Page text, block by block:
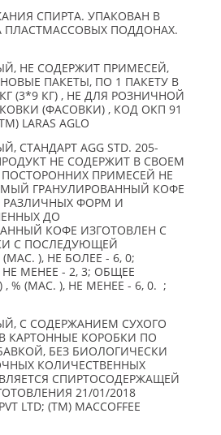
СПИРТА. УПАКОВАН В
ПОДДОНАХ.
НЕ СОДЕРЖИТ ПРИМЕСЕЙ,
ПАКЕТЫ, ПО 1 ПАКЕТУ В
(3*9 КГ) , НЕ ДЛЯ РОЗНИЧНОЙ
(ФАСОВКИ) , КОД ОКП 91
LARAS AGLO
AGG STD. 205-
НЕ СОДЕРЖИТ В СВОЕМ
ПОСТОРОННИХ ПРИМЕСЕЙ НЕ
ГРАНУЛИРОВАННЫЙ КОФЕ
РАЗЛИЧНЫХ ФОРМ И
ДО
КОФЕ ИЗГОТОВЛЕН С
С ПОСЛЕДУЮЩЕЙ
), НЕ БОЛЕЕ - 6, 0;
МЕНЕЕ - 2, 3; ОБЩЕЕ
% (МАС. ), НЕ МЕНЕЕ - 6, 0. ;
С СОДЕРЖАНИЕМ СУХОГО
КАРТОННЫЕ КОРОБКИ ПО
БЕЗ БИОЛОГИЧЕСКИ
КОЛИЧЕСТВЕННЫХ
СПИРТОСОДЕРЖАЩЕЙ
21/01/2018
LTD; (TM) MACCOFFEE